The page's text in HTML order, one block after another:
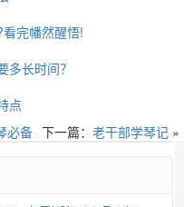
完幡然醒悟!
多长时间？
点
下一篇： 老干部学琴记 »
必备